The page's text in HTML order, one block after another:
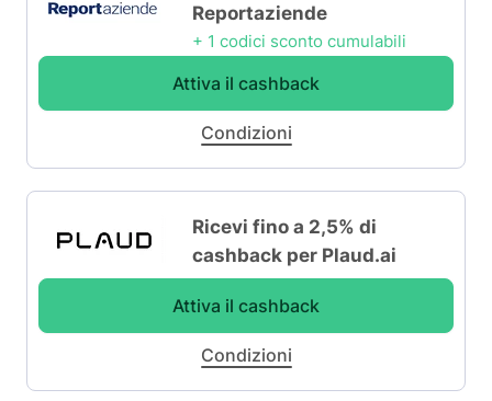
Reportaziende
+ 1 codici sconto cumulabili
Attiva il cashback
Condizioni
Ricevi fino a 2,5% di
cashback per Plaud.ai
Attiva il cashback
Condizioni